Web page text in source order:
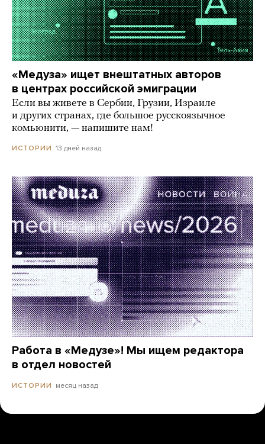
«Медуза» ищет внештатных авторов
в центрах российской эмиграции
Если вы живете в Сербии, Грузии, Израиле
и других странах, где большое русскоязычное
комьюнити, — напишите нам!
ИСТОРИИ 13 дней назад
Работа в «Медузе»! Мы ищем редактора
в отдел новостей
ИСТОРИИ месяц назад